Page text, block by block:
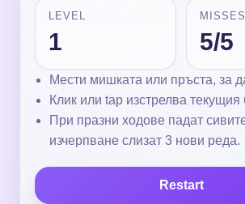
LEVEL
1
MISSES
5/5
Мести мишката или пръста, за
Клик или tap изстрелва текущия
При празни ходове падат
изчерпване слизат 3 нови реда.
Restart